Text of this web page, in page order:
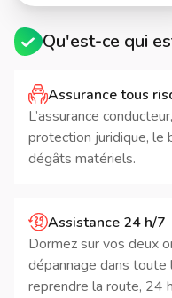
Qu'est-ce qui
Assurance tous
L’assurance
protection juridique, le
dégâts matériels.
Assistance 24 h/7
Dormez sur vos deux
dépannage dans toute
reprendre la route, 24